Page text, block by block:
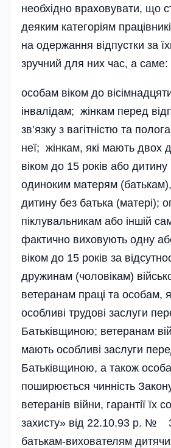
необхідно враховувати, що
деяким категоріям
на одержання відпустки за
зручний для них час, а саме:
особам віком до
інвалідам; жінкам перед
зв’язку з вагітністю та
неї; жінкам, які мають двох
віком до 15 років або дитину
одиноким матерям
дитину без батька (матері);
піклувальникам або іншій
фактично виховують одну
віком до 15 років за
дружинам (чоловікам)
ветеранам праці та особам,
особливі трудові заслуги
Батьківщиною; ветеранам
мають особливі заслуги
Батьківщиною, а також
поширюється чинність
ветеранів війни, гарантії їх
захисту» від 22.10.93 р. №
батькам-вихователям